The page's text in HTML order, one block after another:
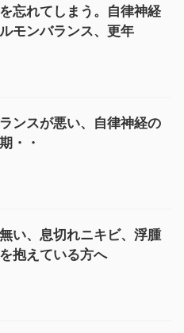
忘れてしまう。自律神経
モンバランス、更年
ンスが悪い、自律神経の
・・
い、息切れニキビ、浮腫
抱えている方へ